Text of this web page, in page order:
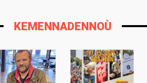
KEMENNADENNOÙ